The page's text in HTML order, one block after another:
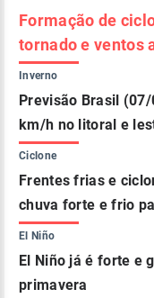
Formação de
tornado e ventos
Inverno
Previsão Brasil
km/h no litoral e
Ciclone
Frentes frias e
chuva forte e frio
El Niño
El Niño já é forte e
primavera